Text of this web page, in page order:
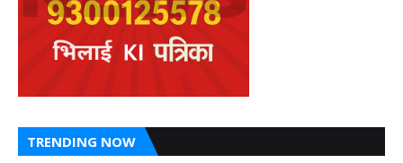
TRENDING NOW